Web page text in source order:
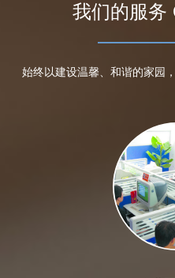
我们的服务
始终以建设温馨、和谐的家园